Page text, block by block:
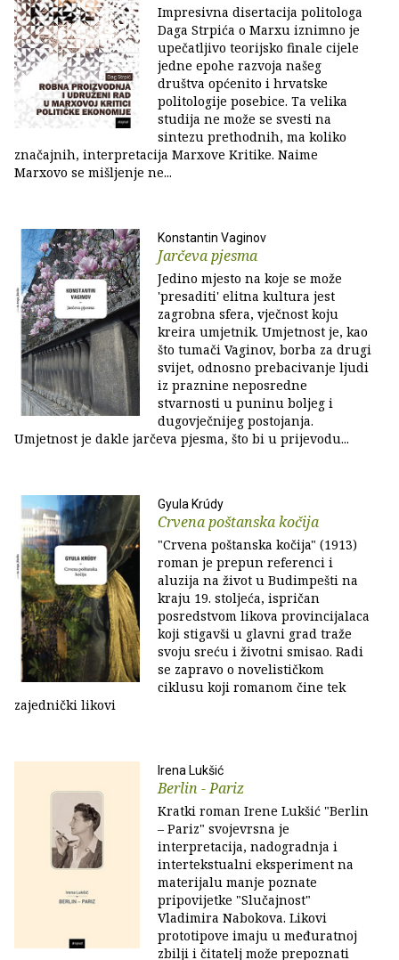
Impresivna disertacija politologa
Daga Strpića o Marxu iznimno je
upečatljivo teorijsko finale cijele
jedne epohe razvoja našeg
društva općenito i hrvatske
politologije posebice. Ta velika
studija ne može se svesti na
sintezu prethodnih, ma koliko
značajnih, interpretacija Marxove Kritike. Naime
Marxovo se mišljenje ne...
Konstantin Vaginov
Jarčeva pjesma
Jedino mjesto na koje se može
'presaditi' elitna kultura jest
zagrobna sfera, vječnost koju
kreira umjetnik. Umjetnost je, kao
što tumači Vaginov, borba za drugi
svijet, odnosno prebacivanje ljudi
iz praznine neposredne
stvarnosti u puninu boljeg i
dugovječnijeg postojanja.
Umjetnost je dakle jarčeva pjesma, što bi u prijevodu...
Gyula Krúdy
Crvena poštanska kočija
"Crvena poštanska kočija" (1913)
roman je prepun referenci i
aluzija na život u Budimpešti na
kraju 19. stoljeća, ispričan
posredstvom likova provincijalaca
koji stigavši u glavni grad traže
svoju sreću i životni smisao. Radi
se zapravo o novelističkom
ciklusu koji romanom čine tek
zajednički likovi
Irena Lukšić
Berlin - Pariz
Kratki roman Irene Lukšić "Berlin
– Pariz" svojevrsna je
interpretacija, nadogradnja i
intertekstualni eksperiment na
materijalu manje poznate
pripovijetke "Slučajnost"
Vladimira Nabokova. Likovi
prototipove imaju u međuratnoj
zbilji i čitatelj može prepoznati